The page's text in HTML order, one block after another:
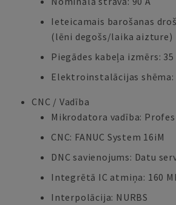
Ieteicamais barošanas
(lēni degošs/laika aizture)
Piegādes kabeļa izmērs: 35
Elektroinstalācijas shēma:
CNC / Vadība
Mikrodatora vadība:
CNC: FANUC System 16iM
DNC savienojums: Datu
Integrētā IC atmiņa: 160
Interpolācija: NURBS